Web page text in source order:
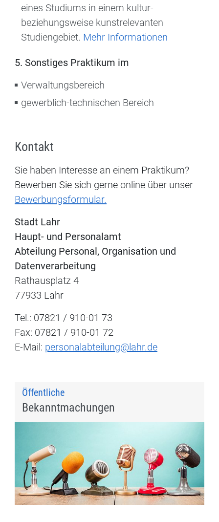
eines Studiums in einem kultur-
beziehungsweise kunstrelevanten
Studiengebiet. Mehr Informationen
5. Sonstiges Praktikum im
Verwaltungsbereich
gewerblich-technischen Bereich
Kontakt
Sie haben Interesse an einem Praktikum?
Bewerben Sie sich gerne online über unser
Bewerbungsformular.
Stadt Lahr
Haupt- und Personalamt
Abteilung Personal, Organisation und
Datenverarbeitung
Rathausplatz 4
77933 Lahr
Tel.: 07821 / 910-01 73
Fax: 07821 / 910-01 72
E-Mail: personalabteilung@lahr.de
Öffentliche
Bekanntmachungen